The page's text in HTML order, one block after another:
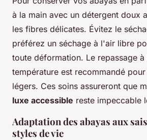
à la main avec un détergent doux
les fibres délicates. Évitez le
préférez un séchage à l'air libre
toute déformation. Le repassage à
température est recommandé
légers. Ces soins assureront que
luxe accessible reste impeccable
Adaptation des abayas aux
styles de vie